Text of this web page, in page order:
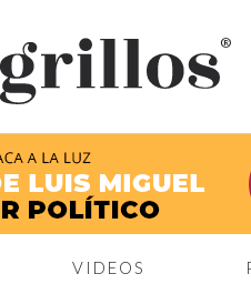
®
VIDEOS